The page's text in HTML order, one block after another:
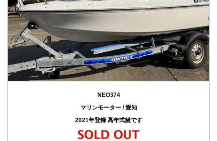
NEO374
マリンモーター / 愛知
2021年登録 高年式艇です